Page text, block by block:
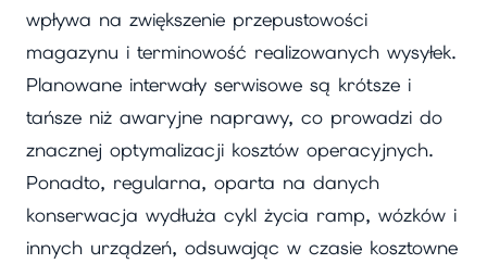
wpływa na zwiększenie przepustowości
magazynu i terminowość realizowanych wysyłek.
Planowane interwały serwisowe są krótsze i
tańsze niż awaryjne naprawy, co prowadzi do
znacznej optymalizacji kosztów operacyjnych.
Ponadto, regularna, oparta na danych
konserwacja wydłuża cykl życia ramp, wózków i
innych urządzeń, odsuwając w czasie kosztowne